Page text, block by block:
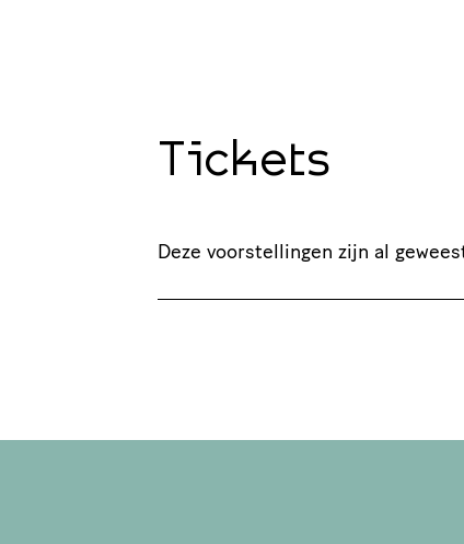
Tickets
Deze voorstellingen zijn al